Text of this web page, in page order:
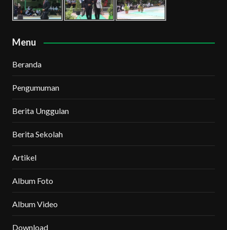
Menu
Beranda
Pengumuman
Berita Unggulan
Berita Sekolah
Artikel
Album Foto
Album Video
Download